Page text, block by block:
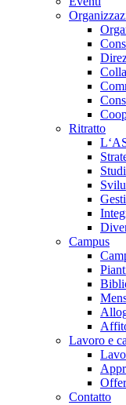
Ritratto
Campus
Lavoro e
Contatto